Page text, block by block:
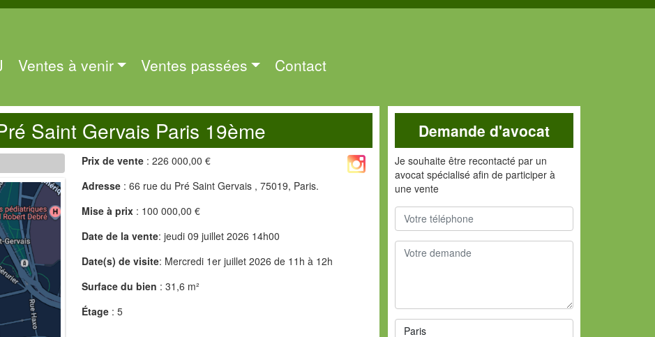
Ventes à venir Ventes passées Contact
Saint Gervais Paris 19ème
Prix de vente: 226 000,00 €
Adresse: 66 rue du Pré Saint Gervais , 75019, Paris.
Mise à prix: 100 000,00 €
Date de la vente: jeudi 09 juillet 2026 14h00
Date(s) de visite: Mercredi 1er juillet 2026 de 11h à 12h
Surface du bien : 31,6 m²
Étage: 5
Demande d'avocat
Je souhaite être recontacté par un
avocat spécialisé afin de participer à
une vente